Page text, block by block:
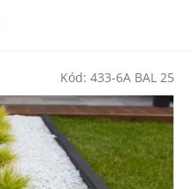
Kód: 433-6A BAL 25